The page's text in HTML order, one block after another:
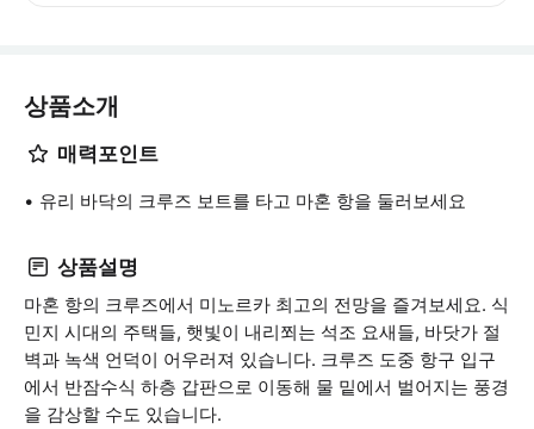
상품소개
매력포인트
유리 바닥의 크루즈 보트를 타고 마혼 항을 둘러보세요
상품설명
마혼 항의 크루즈에서 미노르카 최고의 전망을 즐겨보세요. 식
민지 시대의 주택들, 햇빛이 내리쬐는 석조 요새들, 바닷가 절
벽과 녹색 언덕이 어우러져 있습니다. 크루즈 도중 항구 입구
에서 반잠수식 하층 갑판으로 이동해 물 밑에서 벌어지는 풍경
을 감상할 수도 있습니다.